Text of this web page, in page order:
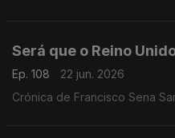
Será que o Reino
Ep. 108
22 jun. 2026
Crónica de Francisco Sena